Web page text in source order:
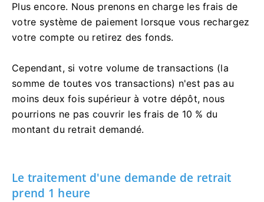
Plus encore. Nous prenons en charge les frais de
votre système de paiement lorsque vous rechargez
votre compte ou retirez des fonds.
Cependant, si votre volume de transactions (la
somme de toutes vos transactions) n'est pas au
moins deux fois supérieur à votre dépôt, nous
pourrions ne pas couvrir les frais de 10 % du
montant du retrait demandé.
Le traitement d'une demande de retrait
prend 1 heure